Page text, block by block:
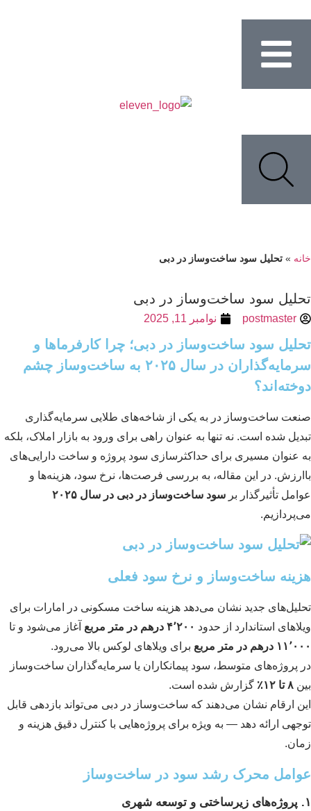
»تحلیل سود ساخت‌وساز در دبی
سود ساخت‌وساز در دبی
postmaster نوامبر 11, 2025
سود ساخت‌وساز در دبی؛ چرا کارفرماها و
سرمایه‌گذاران در سال ۲۰۲۵ به ساخت‌وساز چشم
ساخت‌وساز در به یکی از شاخه‌های طلایی سرمایه‌گذاری
شده است. نه تنها به عنوان راهی برای ورود به بازار املاک، بلکه
عنوان مسیری برای حداکثر‌سازی سود پروژه و ساخت دارایی‌های
در این مقاله، به بررسی فرصت‌ها، نرخ سود، هزینه‌ها و
تأثیرگذار برسود ساخت‌وساز در دبی در سال ۲۰۲۵
ساخت‌وساز و نرخ سود فعلی
جدید نشان می‌دهد هزینه ساخت مسکونی در امارات برای
استاندارد از حدود۴٬۲۰۰ درهم در متر مربع
آغاز می‌شود و تا
درهم در متر مربع
برای ویلاهای لوکس بالا می‌رود.
پروژه‌های متوسط، سود پیمانکاران یا سرمایه‌گذاران ساخت‌وساز
۸ تا ۱۲٪
گزارش شده است.
ارقام نشان می‌دهند که ساخت‌وساز در دبی می‌تواند بازدهی قابل
ارائه دهد — به ویژه برای پروژه‌هایی با کنترل دقیق هزینه و
محرک رشد سود در ساخت‌وساز